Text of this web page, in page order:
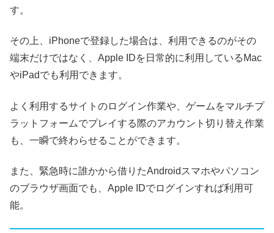
す。
その上、iPhoneで登録した場合は、利用できるのがその
端末だけではなく、Apple IDを日常的に利用しているMac
やiPadでも利用できます。
よく利用するサイトのログイン作業や、ゲームをマルチプ
ラットフォームでプレイする際のアカウント切り替え作業
も、一瞬で終わらせることができます。
また、緊急時に誰かから借りたAndroidスマホやパソコン
のブラウザ画面でも、Apple IDでログインすれば利用可
能。